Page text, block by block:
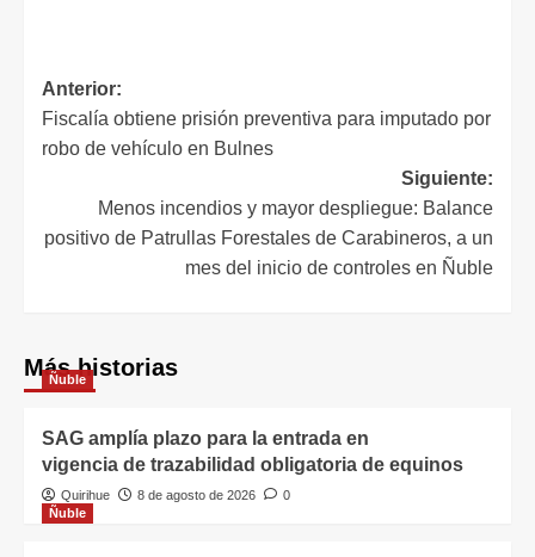
Anterior:
Fiscalía obtiene prisión preventiva para imputado por
robo de vehículo en Bulnes
Siguiente:
Menos incendios y mayor despliegue: Balance
positivo de Patrullas Forestales de Carabineros, a un
mes del inicio de controles en Ñuble
Más historias
Ñuble
SAG amplía plazo para la entrada en
vigencia de trazabilidad obligatoria de equinos
Quirihue 8 de agosto de 2026
0
Ñuble